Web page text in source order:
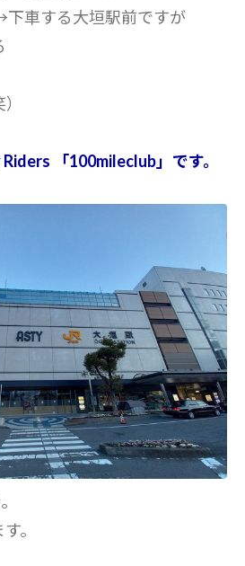
車する大垣駅前ですが
「100mileclub」です。
。